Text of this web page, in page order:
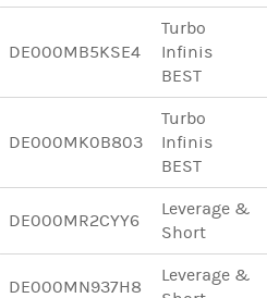
DE000MB5KSE4
Turbo
Infinis
BEST
DE000MK0B803
Turbo
Infinis
BEST
DE000MR2CYY6
Leverage &
Short
DE000MN937H8
Leverage &